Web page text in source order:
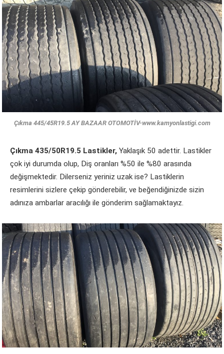
Çıkma 445/45R19.5 AY BAZAAR OTOMOTİV-www.kamyonlastigi.com
Çıkma 435/50R19.5 Lastikler, Yaklaşık 50 adettir. Lastikler
çok iyi durumda olup, Diş oranları %50 ile %80 arasında
değişmektedir. Dilerseniz yeriniz uzak ise? Lastiklerin
resimlerini sizlere çekip gönderebilir, ve beğendiğinizde sizin
adınıza ambarlar aracılığı ile gönderim sağlamaktayız.